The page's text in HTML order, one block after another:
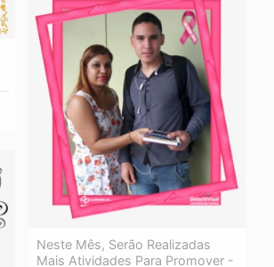
Neste Mês, Serão Realizadas
Mais Atividades Para Promover -